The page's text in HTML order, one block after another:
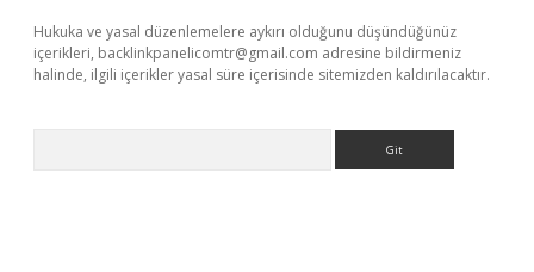
Hukuka ve yasal düzenlemelere aykırı olduğunu düşündüğünüz
içerikleri, backlinkpanelicomtr@gmail.com adresine bildirmeniz
halinde, ilgili içerikler yasal süre içerisinde sitemizden kaldırılacaktır.